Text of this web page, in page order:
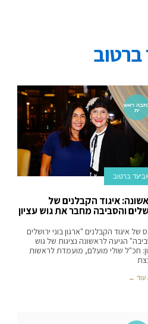
ראש
ית
ברטוב
איגוד הקבלנים של
והסביבה מחבר את גוש עציון
של איגוד הקבלנים "ארגון בוני ירושלים
הגיעה לראשונה נציגות של גוש
חכ"ל שולי מועלם, מועמדת לראשות
עוד ←